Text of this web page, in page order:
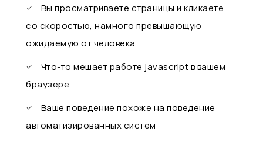
Вы просматриваете страницы и кликаете
со скоростью, намного превышающую
ожидаемую от человека
Что-то мешает работе javascript в вашем
браузере
Ваше поведение похоже на поведение
автоматизированных систем